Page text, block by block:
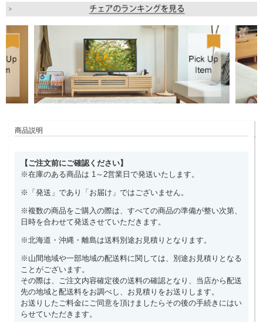
商品説明
【ご注文前にご確認ください】
※在庫のある商品は 1～2営業日で発送いたします。
※「発送」であり「お届け」ではございません。
※複数の商品をご購入の際は、すべての商品の準備が整い次第、
日時を合わせて発送させていただきます。
※北海道・沖縄・離島は送料別途お見積りとなります。
※山間地域や一部地域の配送料に関しては、別途お見積りとなる
ことがございます。
その際は、ご注文内容確定後の送料の確認となり、当店から配送
先の地域と配送料をお調べし、お見積りをお送りします。
お送りしたご料金にご同意を頂けましたらその後の手続きにはい
らせていただきます。